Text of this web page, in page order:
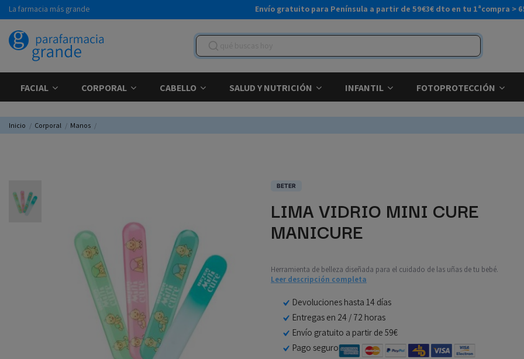
La farmacia más grande Envío gratuito para Península a partir de 59€3€ dto en tu 1ªcompra >
FACIAL CORPORAL CABELLO SALUD Y NUTRICIÓN INFANTIL FOTOPROTECCIÓN
Inicio Corporal Manos
BETER
LIMA VIDRIO MINI CURE
MANICURE
Herramienta de belleza diseñada para el cuidado de las uñas de tu bebé.
Leer descripción completa
Devoluciones hasta 14 días
Entregas en 24 / 72 horas
Envío gratuito a partir de 59€
Pago seguro